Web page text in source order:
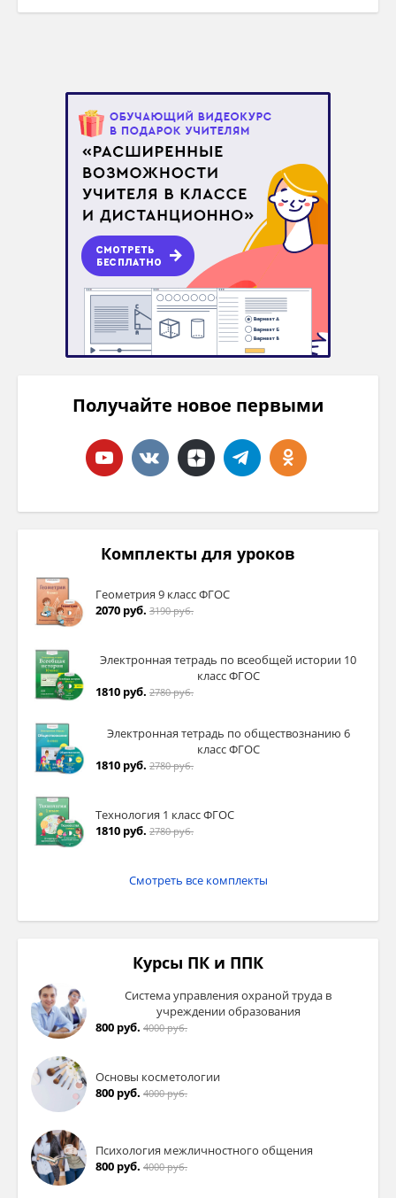
Получайте новое первыми
Комплекты для уроков
Геометрия 9 класс ФГОС
2070 руб. 3190 руб.
Электронная тетрадь по всеобщей истории 10
класс ФГОС
1810 руб. 2780 руб.
Электронная тетрадь по обществознанию 6
класс ФГОС
1810 руб. 2780 руб.
Технология 1 класс ФГОС
1810 руб. 2780 руб.
Смотреть все комплекты
Курсы ПК и ППК
Система управления охраной труда в
учреждении образования
800 руб. 4000 руб.
Основы косметологии
800 руб. 4000 руб.
Психология межличностного общения
800 руб. 4000 руб.